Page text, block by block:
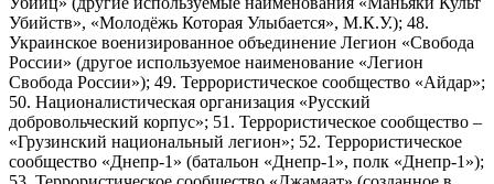
Убийств», «Молодёжь Которая Улыбается», М.К.У.); 48.
Украинское военизированное объединение Легион «Свобода
России» (другое используемое наименование «Легион
Свобода России»); 49. Террористическое сообщество «Айдар»;
50. Националистическая организация «Русский
добровольческий корпус»; 51. Террористическое сообщество –
«Грузинский национальный легион»; 52. Террористическое
сообщество «Днепр-1» (батальон «Днепр-1», полк «Днепр-1»);